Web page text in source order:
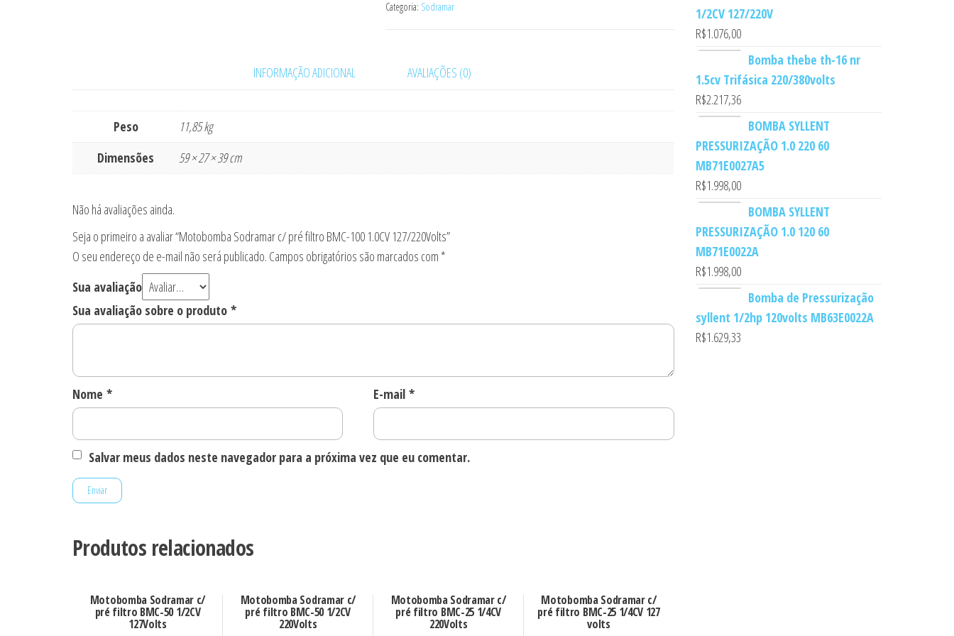
Categoria: Sodramar
INFORMAÇÃO ADICIONAL AVALIAÇÕES (0)
Peso
11,85 kg
Dimensões
59 × 27 × 39 cm
Não há avaliações ainda.
Seja o primeiro a avaliar “Motobomba Sodramar c/ pré filtro BMC-100 1.0CV 127/220Volts”
O seu endereço de e-mail não será publicado. Campos obrigatórios são marcados com *
Sua avaliação
Sua avaliação sobre o produto *
Nome * E-mail *
Salvar meus dados neste navegador para a próxima vez que eu comentar.
Produtos relacionados
Motobomba Sodramar c/
pré filtro BMC-50 1/2CV
127Volts
Motobomba Sodramar c/
pré filtro BMC-50 1/2CV
220Volts
Motobomba Sodramar c/
pré filtro BMC-25 1/4CV
220Volts
Motobomba Sodramar c/
pré filtro BMC-25 1/4CV 127
volts
1/2CV 127/220V
R$1.076,00
Bomba thebe th-16 nr
1.5cv Trifásica 220/380volts
R$2.217,36
BOMBA SYLLENT
PRESSURIZAÇÃO 1.0 220 60
MB71E0027A5
R$1.998,00
BOMBA SYLLENT
PRESSURIZAÇÃO 1.0 120 60
MB71E0022A
R$1.998,00
Bomba de Pressurização
syllent 1/2hp 120volts MB63E0022A
R$1.629,33